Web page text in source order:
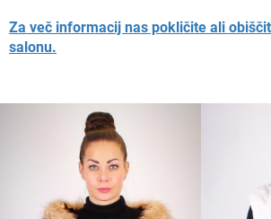
Za več informacij nas pokličite ali
salonu.